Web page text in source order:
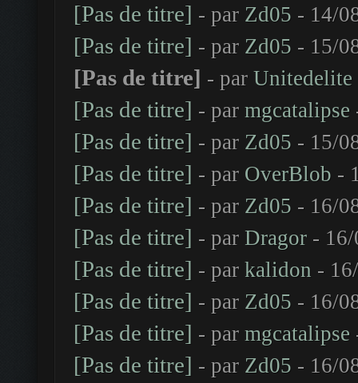
[Pas de titre] - par Zd05 - 14/
[Pas de titre] - par Zd05 - 15/
[Pas de titre] - par Unitedelite
[Pas de titre] - par mgcatalipse
[Pas de titre] - par Zd05 - 15/
[Pas de titre] - par OverBlob -
[Pas de titre] - par Zd05 - 16/
[Pas de titre] - par Dragor -
[Pas de titre] - par kalidon -
[Pas de titre] - par Zd05 - 16/
[Pas de titre] - par mgcatalipse
[Pas de titre] - par Zd05 - 16/